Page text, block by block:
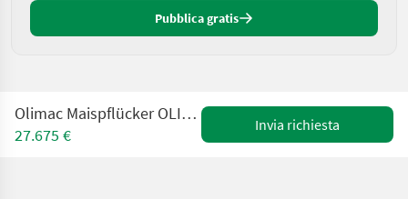
Pubblica gratis
Olimac Maispflücker OLIMAC DRAGO 2 - S 8 TR - 8X70 - 20
27.675 €
Invia richiesta